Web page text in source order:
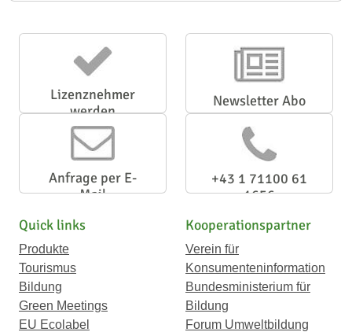
Lizenznehmer
werden
Newsletter Abo
Anfrage per E-
Mail
+43 1 71100 61
1656
Quick links
Produkte
Tourismus
Bildung
Green Meetings
EU Ecolabel
Kooperationspartner
Verein für
Konsumenteninformation
Bundesministerium für
Bildung
Forum Umweltbildung